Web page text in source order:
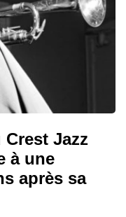
Crest Jazz
à une
après sa